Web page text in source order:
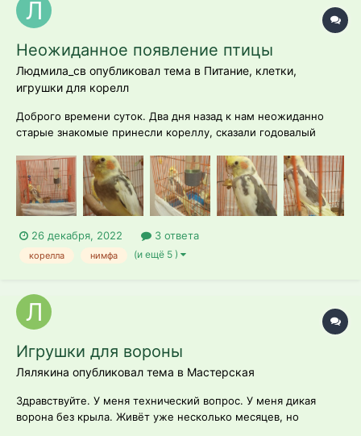
Неожиданное появление птицы
Людмила_св опубликовал тема в Питание, клетки,
игрушки для корелл
Доброго времени суток. Два дня назад к нам неожиданно
старые знакомые принесли кореллу, сказали годовалый
забрали от прошлых хозяев, его бы просто выкинули, т.е.
Ребёнок поиграл и птичка надоела. А у знакомых дома 2 кота
и собака, у себя ника...
26 декабря, 2022 3 ответа
корелла нимфа (и ещё 5 )
Игрушки для вороны
Лялякина опубликовал тема в Мастерская
Здравствуйте. У меня технический вопрос. У меня дикая
ворона без крыла. Живёт уже несколько месяцев, но